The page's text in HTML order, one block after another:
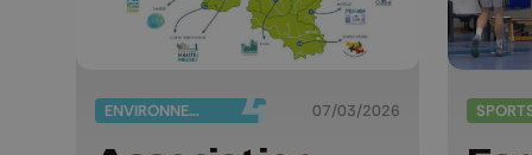
ENVIRONNEMENT 07/03/2026